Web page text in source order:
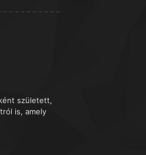
született,
is, amely